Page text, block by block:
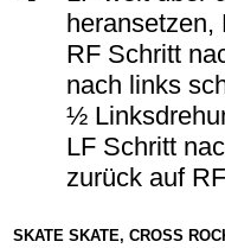
heransetzen,
RF Schritt
nach links
½
LF Schritt
zurück auf RF
SKATE SKATE, CROSS